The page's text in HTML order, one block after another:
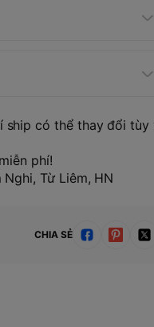
ship có thể thay đổi tùy
phí!
Từ Liêm, HN
CHIA SẺ